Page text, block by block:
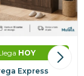
HOY
Express